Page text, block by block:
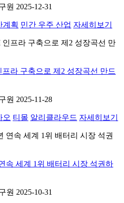
원 2025-12-31
계획 민간 우주 산업 자세히보기
라 구축으로 제2 성장곡선 만드
원 2025-11-28
오 티몰 알리클라우드 자세히보기
속 세계 1위 배터리 시장 석권하
원 2025-10-31